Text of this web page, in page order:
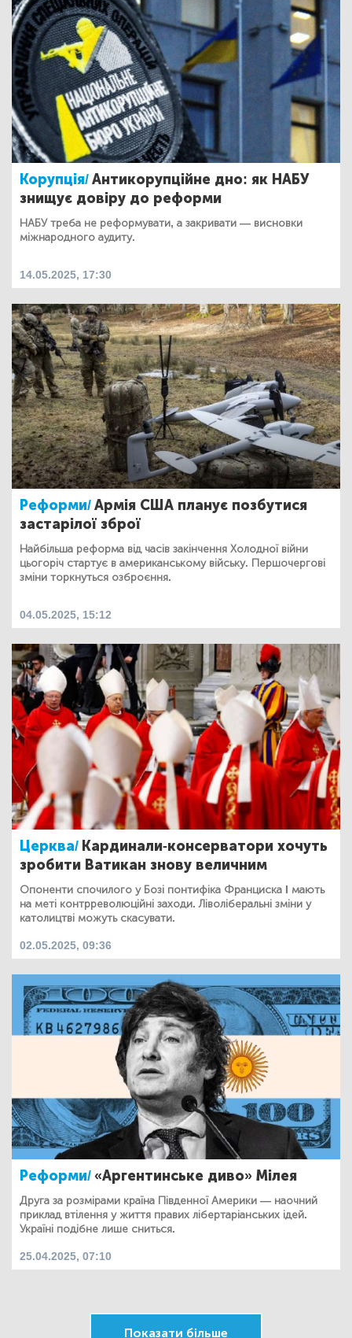
Корупція/Антикорупційне дно: як НАБУ
знищує довіру до реформи
НАБУ треба не реформувати, а закривати — висновки
міжнародного аудиту.
14.05.2025, 17:30
Реформи/Армія США планує позбутися
застарілої зброї
Найбільша реформа від часів закінчення Холодної війни
цьогоріч стартує в американському війську. Першочергові
зміни торкнуться озброєння.
04.05.2025, 15:12
Церква/ Кардинали-консерватори хочуть
зробити Ватикан знову величним
Опоненти спочилого у Бозі понтифіка Франциска I мають
на меті контрреволюційні заходи. Ліволіберальні зміни у
католицтві можуть скасувати.
02.05.2025, 09:36
Реформи/«Аргентинське диво» Мілея
Друга за розмірами країна Південної Америки — наочний
приклад втілення у життя правих лібертаріанських ідей.
Україні подібне лише сниться.
25.04.2025, 07:10
Показати більше